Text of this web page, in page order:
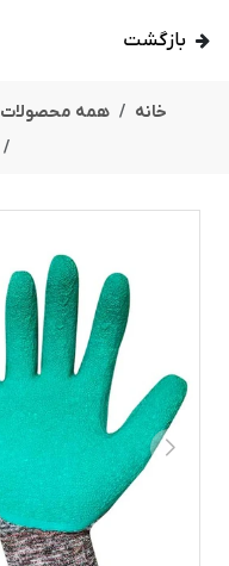
بازگشت
خانه همه محصولات